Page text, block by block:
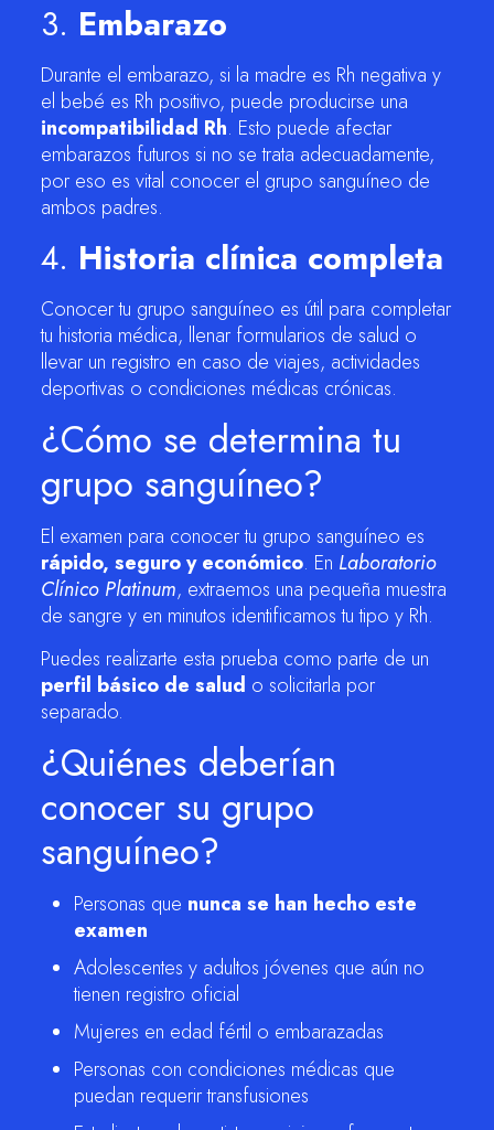
3. Embarazo
Durante el embarazo, si la madre es Rh negativa y
el bebé es Rh positivo, puede producirse una
incompatibilidad Rh. Esto puede afectar
embarazos futuros si no se trata adecuadamente,
por eso es vital conocer el grupo sanguíneo de
ambos padres.
4. Historia clínica completa
Conocer tu grupo sanguíneo es útil para completar
tu historia médica, llenar formularios de salud o
llevar un registro en caso de viajes, actividades
deportivas o condiciones médicas crónicas.
¿Cómo se determina tu
grupo sanguíneo?
El examen para conocer tu grupo sanguíneo es
rápido, seguro y económico. En Laboratorio
Clínico Platinum, extraemos una pequeña muestra
de sangre y en minutos identificamos tu tipo y Rh.
Puedes realizarte esta prueba como parte de un
perfil básico de salud o solicitarla por
separado.
¿Quiénes deberían
conocer su grupo
sanguíneo?
Personas que nunca se han hecho este
examen
Adolescentes y adultos jóvenes que aún no
tienen registro oficial
Mujeres en edad fértil o embarazadas
Personas con condiciones médicas que
puedan requerir transfusiones